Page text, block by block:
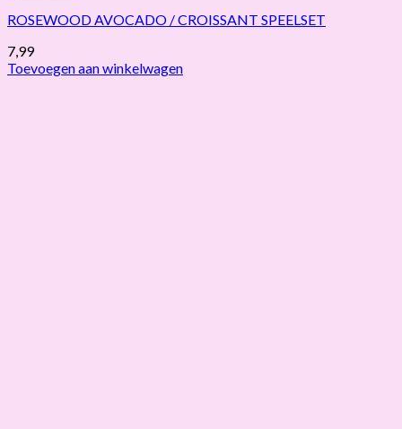
ROSEWOOD AVOCADO / CROISSANT SPEELSET
7,99
Toevoegen aan winkelwagen